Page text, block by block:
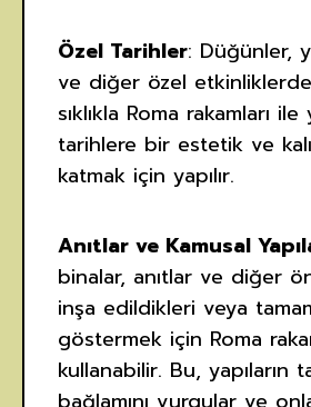
Özel Tarihler: Düğünler,
ve diğer özel
sıklıkla Roma rakamları ile
tarihlere bir estetik ve
katmak için yapılır.
Anıtlar ve Kamusal
binalar, anıtlar ve diğer
inşa edildikleri veya
göstermek için Roma
kullanabilir. Bu, yapıların